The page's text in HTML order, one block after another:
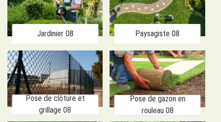
Jardinier 08 Paysagiste 08
Pose de clôture et
grillage 08
Pose de gazon en
rouleau 08